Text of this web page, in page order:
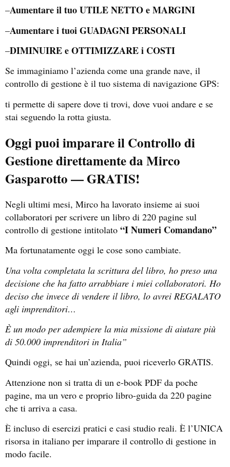
–Aumentare il tuo UTILE NETTO e MARGINI
–Aumentare i tuoi GUADAGNI PERSONALI
–DIMINUIRE e OTTIMIZZARE i COSTI
Se immaginiamo l’azienda come una grande nave, il
controllo di gestione è il tuo sistema di navigazione GPS:
ti permette di sapere dove ti trovi, dove vuoi andare e se
stai seguendo la rotta giusta.
Oggi puoi imparare il Controllo di
Gestione direttamente da Mirco
Gasparotto — GRATIS!
Negli ultimi mesi, Mirco ha lavorato insieme ai suoi
collaboratori per scrivere un libro di 220 pagine sul
controllo di gestione intitolato “I Numeri Comandano”
Ma fortunatamente oggi le cose sono cambiate.
Una volta completata la scrittura del libro, ho preso una
decisione che ha fatto arrabbiare i miei collaboratori. Ho
deciso che invece di vendere il libro, lo avrei REGALATO
agli imprenditori…
È un modo per adempiere la mia missione di aiutare più
di 50.000 imprenditori in Italia”
Quindi oggi, se hai un’azienda, puoi riceverlo GRATIS.
Attenzione non si tratta di un e-book PDF da poche
pagine, ma un vero e proprio libro-guida da 220 pagine
che ti arriva a casa.
È incluso di esercizi pratici e casi studio reali. È l’UNICA
risorsa in italiano per imparare il controllo di gestione in
modo facile.